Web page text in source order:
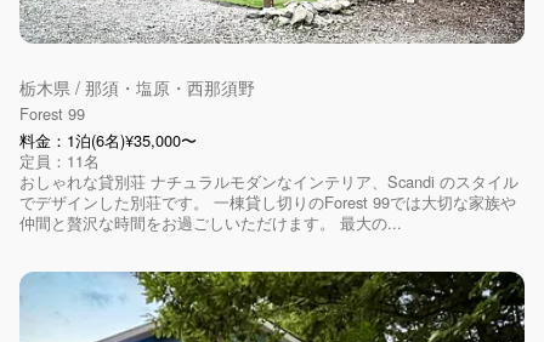
栃木県 / 那須・塩原・西那須野
Forest 99
料金：1泊(6名)¥35,000〜
定員：11名
おしゃれな貸別荘 ナチュラルモダンなインテリア、Scandi のスタイル
でデザインした別荘です。 一棟貸し切りのForest 99では大切な家族や
仲間と贅沢な時間をお過ごしいただけます。 最大の...